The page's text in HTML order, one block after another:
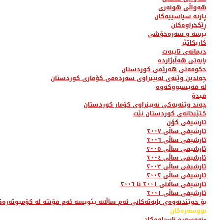
هەواڵی هونەری
پارتە سیاسییەکان
ڕێکخراوەکان
پرسە و سەرەخۆشی
کاریکاتێر
دیمانەی تایبەت
بابەتی هەڵبژاردە
حکومەتی هەرێمی کوردستان
چەندین وێنەی نەبینراوی سەردەمی کۆماری کوردستان
لە فەیسبووکەوە
ڤیدۆ
چەند وێنەیەکی نەبینراوی کۆمار کوردستان
کتێبخانەی کوردستان نێت
ئارشیفی کۆن
ئارشیفی ساڵی ٢٠٠٧
ئارشیفی ساڵی ٢٠٠٦
ئارشیفی ساڵی ٢٠٠٥
ئارشیفی ساڵی ٢٠٠٤
ئارشیفی ساڵی ٢٠٠٣
ئارشیفی ساڵی ٢٠٠٢
ئارشیفی ساڵانی ٢٠٠١ تا ٢٠٠٦
ئارشیفی ساڵی ٢٠٠١
بۆ خوێندنەوەی بابەتەکانی ئەم ساڵانە پێویسە ئەم فۆنتە لە
نووسەرەکان